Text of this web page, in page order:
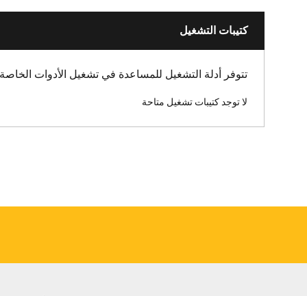
كتيبات التشغيل
تتوفر أدلة التشغيل للمساعدة في تشغيل الأدوات
لا توجد كتيبات تشغيل متاحة